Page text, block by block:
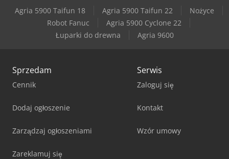
Leadwell V-30If
Matec 30Hv
Agria 5900 Taifun 18 Agria 5900 Taifun 22
Nożyce
Robot Fanuc
Agria 5900 Cyclone 22
Łuparki do drewna
Agria 9600
Sprzedam
Cennik
Dodaj ogłoszenie
Zarządzaj ogłoszeniami
Zareklamuj się
Serwis
Zaloguj się
Kontakt
Wzór umowy